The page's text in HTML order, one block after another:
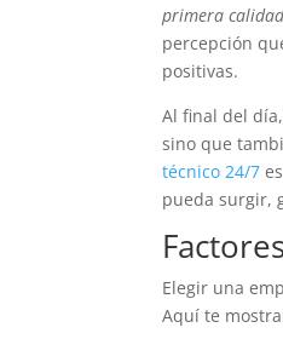
primera
percepción
positivas.
Al final del
sino que
técnico 24/7
pueda surgir,
Elegir una
Aquí te